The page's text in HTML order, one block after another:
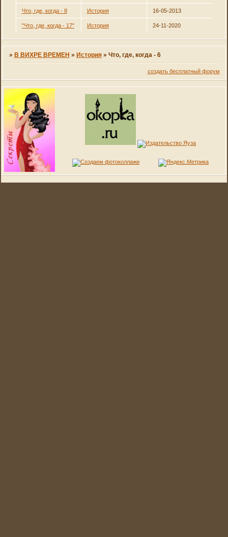
Что, где, когда - 8 История 16-05-2013
"Что, где, когда - 17" История 24-11-2020
» В ВИХРЕ ВРЕМЕН » История » Что, где, когда - 6
создать бесплатный форум